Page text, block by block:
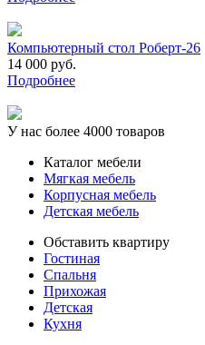
Компьютерный стол Роберт-26
14 000 руб.
Подробнее
У нас более 4000 товаров
Каталог мебели
Мягкая мебель
Корпусная мебель
Детская мебель
Обставить квартиру
Гостиная
Спальня
Прихожая
Детская
Кухня